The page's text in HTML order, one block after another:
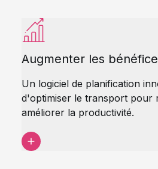
Augmenter les
Un logiciel de planification
d'optimiser le transport pour
améliorer la productivité.